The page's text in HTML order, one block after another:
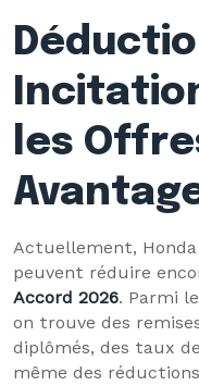
les
Actuellement,
peuvent réduire
Accord 2026. Parmi
on trouve des
diplômés, des taux
même des